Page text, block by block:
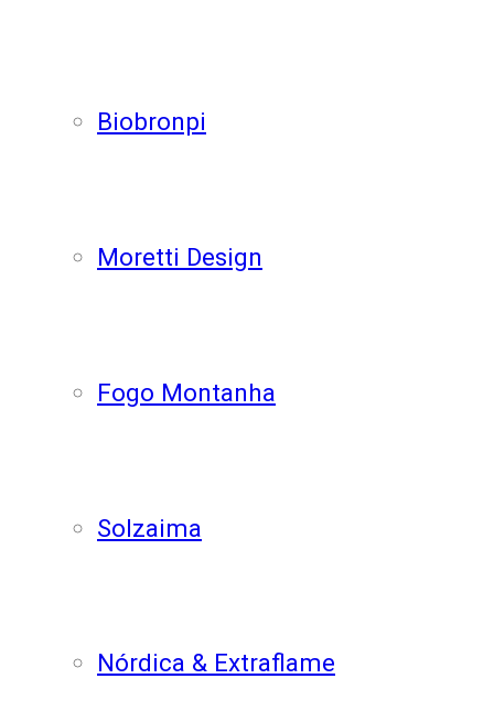
Biobronpi
Moretti Design
Fogo Montanha
Solzaima
Nórdica & Extraflame